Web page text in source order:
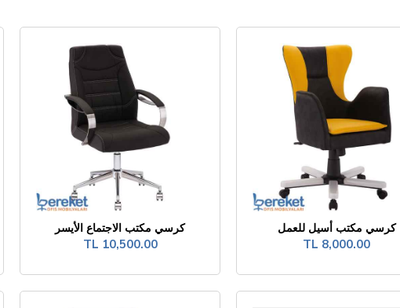
كرسي مكتب أسيل للعمل
8,000.00 TL
كرسي مكتب الاجتماع الأيسر
10,500.00 TL